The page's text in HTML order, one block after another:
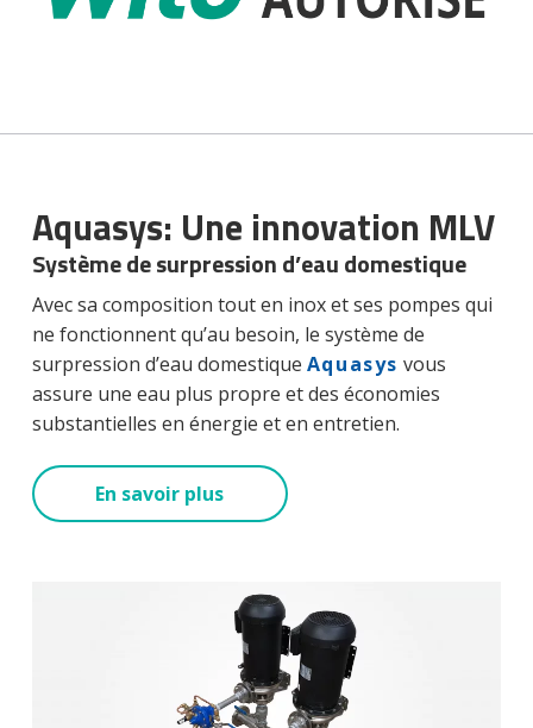
Aquasys: Une innovation MLV
Système de surpression d’eau domestique
Avec sa composition tout en inox et ses pompes qui
ne fonctionnent qu’au besoin, le système de
surpression d’eau domestique Aquasys vous
assure une eau plus propre et des économies
substantielles en énergie et en entretien.
En savoir plus